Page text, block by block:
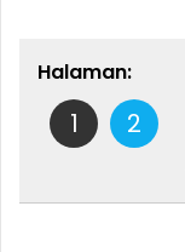
Halaman:
1 2